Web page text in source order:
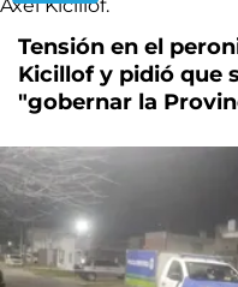
Tensión en el
Kicillof y pidió que
"gobernar la